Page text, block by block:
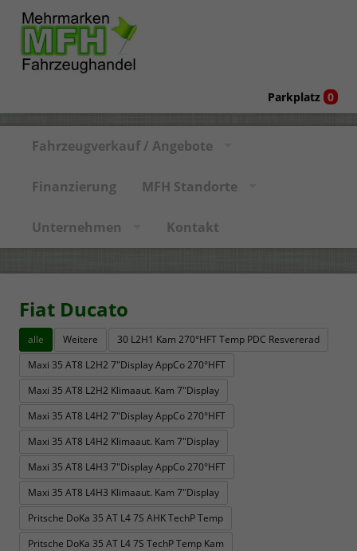
Parkplatz 0
Fahrzeugverkauf / Angebote
Finanzierung MFH Standorte
Unternehmen Kontakt
Fiat Ducato
alle Weitere
30 L2H1 Kam 270°HFT Temp PDC Resvererad
Maxi 35 AT8 L2H2 7"Display AppCo 270°HFT
Maxi 35 AT8 L2H2 Klimaaut. Kam 7"Display
Maxi 35 AT8 L4H2 7"Display AppCo 270°HFT
Maxi 35 AT8 L4H2 Klimaaut. Kam 7"Display
Maxi 35 AT8 L4H3 7"Display AppCo 270°HFT
Maxi 35 AT8 L4H3 Klimaaut. Kam 7"Display
Pritsche DoKa 35 AT L4 7S AHK TechP Temp
Pritsche DoKa 35 AT L4 7S TechP Temp Kam